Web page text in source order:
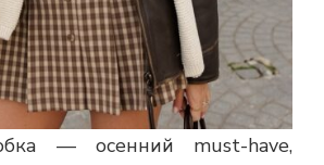
— осенний must-have,